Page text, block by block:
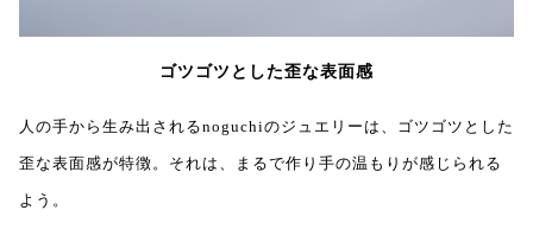
ゴツゴツとした歪な表面感
人の手から生み出されるnoguchiのジュエリーは、ゴツゴツとした
歪な表面感が特徴。それは、まるで作り手の温もりが感じられる
よう。